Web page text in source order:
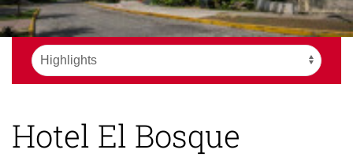
Hotel El Bosque